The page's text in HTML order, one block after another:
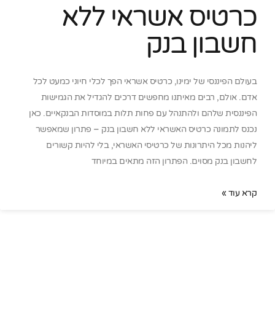
כרטיס אשראי ללא
חשבון בנק
בעולם הפיננסי של ימינו, כרטיס אשראי הפך לכלי חיוני כמעט לכל
אדם. אולם, רבים מאיתנו מחפשים דרכים להגדיל את הגמישות
הפיננסית שלהם ולהתנהל עם פחות תלות במוסדות הבנקאיים. כאן
נכנס לתמונה כרטיס האשראי ללא חשבון בנק – פתרון שמאפשר
ליהנות מכל היתרונות של כרטיסי האשראי, בלי להיות קשורים
לחשבון בנק מסוים. הפתרון הזה מתאים במיוחד
קרא עוד »